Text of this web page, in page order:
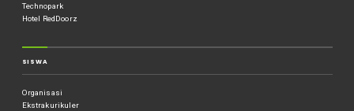
Technopark
Hotel RedDoorz
SISWA
Organisasi
Ekstrakurikuler